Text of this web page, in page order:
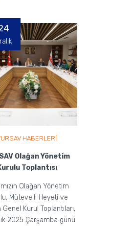
HABERLERİ
Olağan Yönetim
Toplantısı
Olağan Yönetim
Mütevelli Heyeti ve
Genel Kurul Toplantıları,
2025 Çarşamba günü